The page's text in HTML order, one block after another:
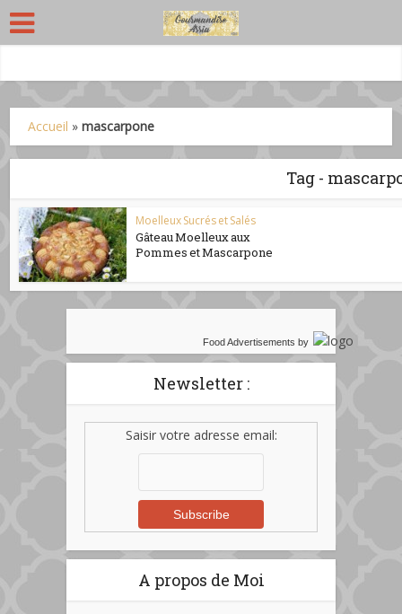
Accueil »mascarpone
Tag -
Moelleux Sucrés et Salés
Gâteau Moelleux aux
Pommes et Mascarpone
Food Advertisements by
Newsletter :
Saisir votre adresse email:
A propos de Moi